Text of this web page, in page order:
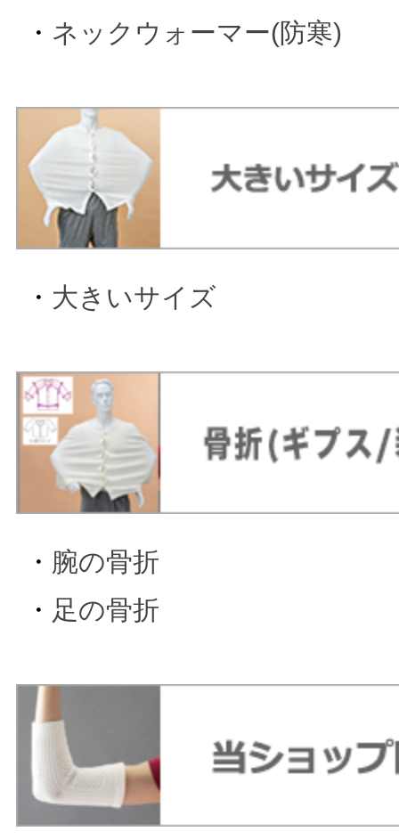
・ ネックウォーマー(防寒)
・ 大きいサイズ
・ 腕の骨折
・ 足の骨折